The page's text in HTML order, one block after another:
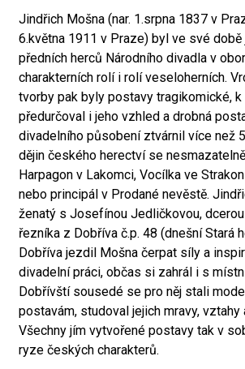
Jindřich Mošna (nar. 1.srpna 1837 v
6.května 1911 v Praze) byl ve své době
předních herců Národního divadla v
charakterních rolí i rolí veseloherních.
tvorby pak byly postavy tragikomické, k
předurčoval i jeho vzhled a drobná
divadelního působení ztvárnil více než
dějin českého herectví se
Harpagon v Lakomci, Vocílka ve
nebo principál v Prodané nevěstě.
ženatý s Josefínou Jedličkovou,
řezníka z Dobříva č.p. 48 (dnešní Stará
Dobříva jezdil Mošna čerpat síly a
divadelní práci, občas si zahrál i s
Dobřívští sousedé se pro něj stali
postavám, studoval jejich mravy, vztahy
Všechny jím vytvořené postavy tak v
ryze českých charakterů.